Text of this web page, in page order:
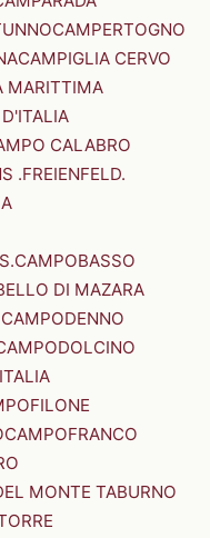
CAMPERTOGNO
CAMPIGLIA CERVO
MARITTIMA
CALABRO
.FREIENFELD.
CAMPOBASSO
DI MAZARA
CAMPODENNO
CAMPOFRANCO
MONTE TABURNO